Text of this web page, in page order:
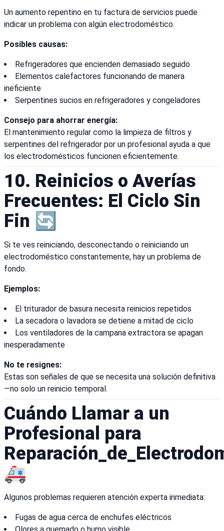
Un aumento repentino en tu factura de servicios puede
indicar un problema con algún electrodoméstico.
Posibles causas:
Refrigeradores que encienden demasiado seguido
Elementos calefactores funcionando de manera
ineficiente
Serpentines sucios en refrigeradores y congeladores
Consejo para ahorrar energía:
El mantenimiento regular como la limpieza de filtros y
serpentines del refrigerador por un profesional ayuda a que
los electrodomésticos funcionen eficientemente.
10. Reinicios o Averías
Frecuentes: El Ciclo Sin
Fin 🔄
Si te ves reiniciando, desconectando o reiniciando un
electrodoméstico constantemente, hay un problema de
fondo.
Ejemplos:
El triturador de basura necesita reinicios repetidos
La secadora o lavadora se detiene a mitad de ciclo
Los ventiladores de la campana extractora se apagan
inesperadamente
No te resignes:
Estas son señales de que se necesita una solución definitiva
—no solo un reinicio temporal.
Cuándo Llamar a un
Profesional para
🚑
Algunos problemas requieren atención experta inmediata:
Fugas de agua cerca de enchufes eléctricos